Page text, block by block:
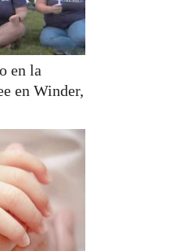
en la
en Winder,